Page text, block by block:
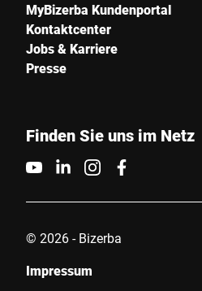
MyBizerba Kundenportal
Kontaktcenter
Jobs & Karriere
Presse
Finden Sie uns im Netz
© 2026 - Bizerba
Impressum